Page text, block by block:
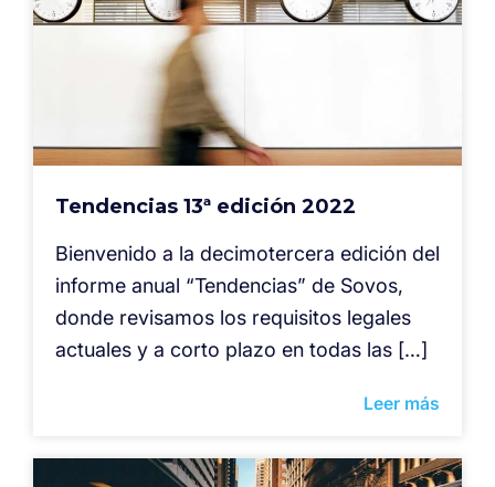
Tendencias 13ª edición 2022
Bienvenido a la decimotercera edición del
informe anual “Tendencias” de Sovos,
donde revisamos los requisitos legales
actuales y a corto plazo en todas las […]
Leer más